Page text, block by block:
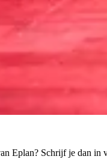
Eplan? Schrijf je dan in